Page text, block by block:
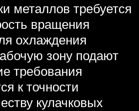
металлов требуется
вращения
охлаждения
зону подают
требования
к точности
кулачковых